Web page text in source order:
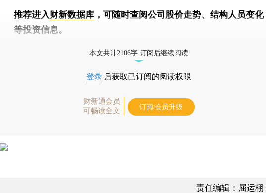
推荐进入财新数据库 ，可随时查阅公司股价走势、结构人员变化
等投资信息。
本文共计2106字 订阅后继续阅读
登录 后获取已订阅的阅读权限
财新通会员
可畅读全文
订阅/会员升级
责任编辑：屈运栩